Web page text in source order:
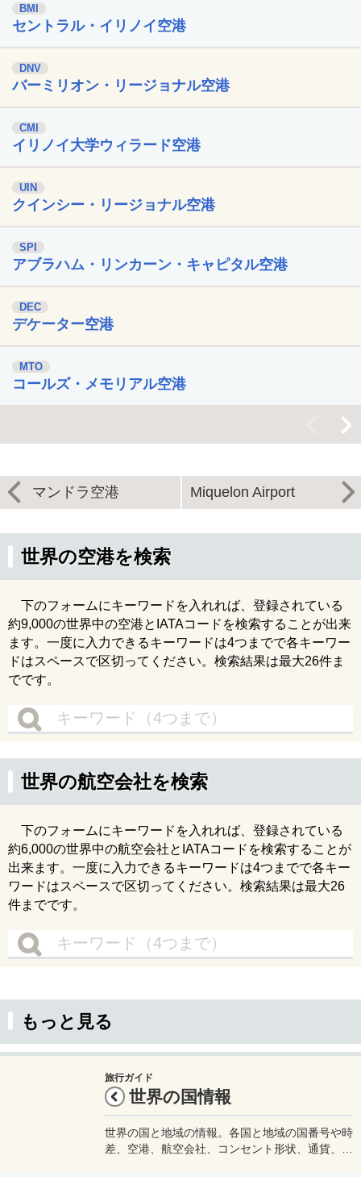
BMI
セントラル・イリノイ空港
DNV
バーミリオン・リージョナル空港
CMI
イリノイ大学ウィラード空港
UIN
クインシー・リージョナル空港
SPI
アブラハム・リンカーン・キャピタル空港
DEC
デケーター空港
MTO
コールズ・メモリアル空港
マンドラ空港 Miquelon Airport
世界の空港を検索
下のフォームにキーワードを入れれば、登録されている
約9,000の世界中の空港とIATAコードを検索することが出来
ます。一度に入力できるキーワードは4つまでで各キーワー
ドはスペースで区切ってください。検索結果は最大26件ま
でです。
世界の航空会社を検索
下のフォームにキーワードを入れれば、登録されている
約6,000の世界中の航空会社とIATAコードを検索することが
出来ます。一度に入力できるキーワードは4つまでで各キー
ワードはスペースで区切ってください。検索結果は最大26
件までです。
もっと見る
旅行ガイド
世界の国情報
世界の国と地域の情報。各国と地域の国番号や時
差、空港、航空会社、コンセント形状、通貨、水